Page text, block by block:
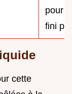
pour
fini
cette